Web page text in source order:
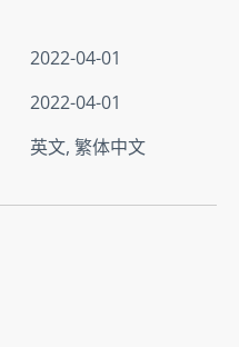
2022-04-01
2022-04-01
英文, 繁体中文